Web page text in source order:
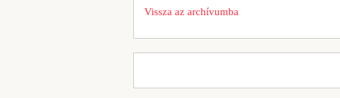
Vissza az archívumba